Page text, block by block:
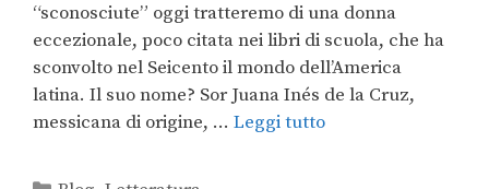
“sconosciute” oggi tratteremo di una donna
eccezionale, poco citata nei libri di scuola, che ha
sconvolto nel Seicento il mondo dell’America
latina. Il suo nome? Sor Juana Inés de la Cruz,
messicana di origine, … Leggi tutto